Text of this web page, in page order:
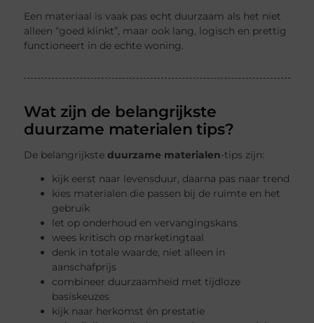
Een materiaal is vaak pas echt duurzaam als het niet
alleen “goed klinkt”, maar ook lang, logisch en prettig
functioneert in de echte woning.
Wat zijn de belangrijkste
duurzame materialen tips?
De belangrijksteduurzame materialen-tips zijn:
kijk eerst naar levensduur, daarna pas naar trend
kies materialen die passen bij de ruimte en het
gebruik
let op onderhoud en vervangingskans
wees kritisch op marketingtaal
denk in totale waarde, niet alleen in
aanschafprijs
combineer duurzaamheid met tijdloze
basiskeuzes
kijk naar herkomst én prestatie